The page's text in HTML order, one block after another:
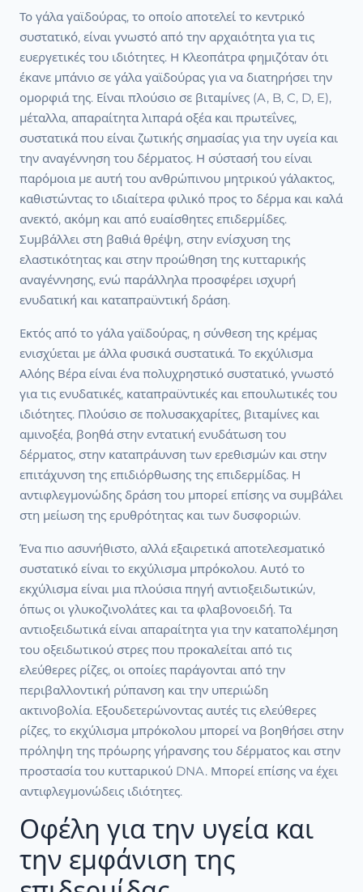
Το γάλα γαϊδούρας, το οποίο αποτελεί το κεντρικό
συστατικό, είναι γνωστό από την αρχαιότητα για τις
ευεργετικές του ιδιότητες. Η Κλεοπάτρα φημιζόταν ότι
έκανε μπάνιο σε γάλα γαϊδούρας για να διατηρήσει την
ομορφιά της. Είναι πλούσιο σε βιταμίνες (A, B, C, D, E),
μέταλλα, απαραίτητα λιπαρά οξέα και πρωτεΐνες,
συστατικά που είναι ζωτικής σημασίας για την υγεία και
την αναγέννηση του δέρματος. Η σύστασή του είναι
παρόμοια με αυτή του ανθρώπινου μητρικού γάλακτος,
καθιστώντας το ιδιαίτερα φιλικό προς το δέρμα και καλά
ανεκτό, ακόμη και από ευαίσθητες επιδερμίδες.
Συμβάλλει στη βαθιά θρέψη, στην ενίσχυση της
ελαστικότητας και στην προώθηση της κυτταρικής
αναγέννησης, ενώ παράλληλα προσφέρει ισχυρή
ενυδατική και καταπραϋντική δράση.
Εκτός από το γάλα γαϊδούρας, η σύνθεση της κρέμας
ενισχύεται με άλλα φυσικά συστατικά. Το εκχύλισμα
Αλόης Βέρα είναι ένα πολυχρηστικό συστατικό, γνωστό
για τις ενυδατικές, καταπραϋντικές και επουλωτικές του
ιδιότητες. Πλούσιο σε πολυσακχαρίτες, βιταμίνες και
αμινοξέα, βοηθά στην εντατική ενυδάτωση του
δέρματος, στην καταπράυνση των ερεθισμών και στην
επιτάχυνση της επιδιόρθωσης της επιδερμίδας. Η
αντιφλεγμονώδης δράση του μπορεί επίσης να συμβάλει
στη μείωση της ερυθρότητας και των δυσφοριών.
Ένα πιο ασυνήθιστο, αλλά εξαιρετικά αποτελεσματικό
συστατικό είναι το εκχύλισμα μπρόκολου. Αυτό το
εκχύλισμα είναι μια πλούσια πηγή αντιοξειδωτικών,
όπως οι γλυκοζινολάτες και τα φλαβονοειδή. Τα
αντιοξειδωτικά είναι απαραίτητα για την καταπολέμηση
του οξειδωτικού στρες που προκαλείται από τις
ελεύθερες ρίζες, οι οποίες παράγονται από την
περιβαλλοντική ρύπανση και την υπεριώδη
ακτινοβολία. Εξουδετερώνοντας αυτές τις ελεύθερες
ρίζες, το εκχύλισμα μπρόκολου μπορεί να βοηθήσει στην
πρόληψη της πρόωρης γήρανσης του δέρματος και στην
προστασία του κυτταρικού DNA. Μπορεί επίσης να έχει
αντιφλεγμονώδεις ιδιότητες.
Οφέλη για την υγεία και
την εμφάνιση της